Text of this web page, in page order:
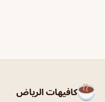
كافيهات الرياض